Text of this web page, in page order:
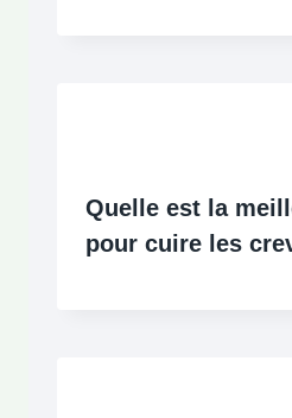
Quelle est la
pour cuire les